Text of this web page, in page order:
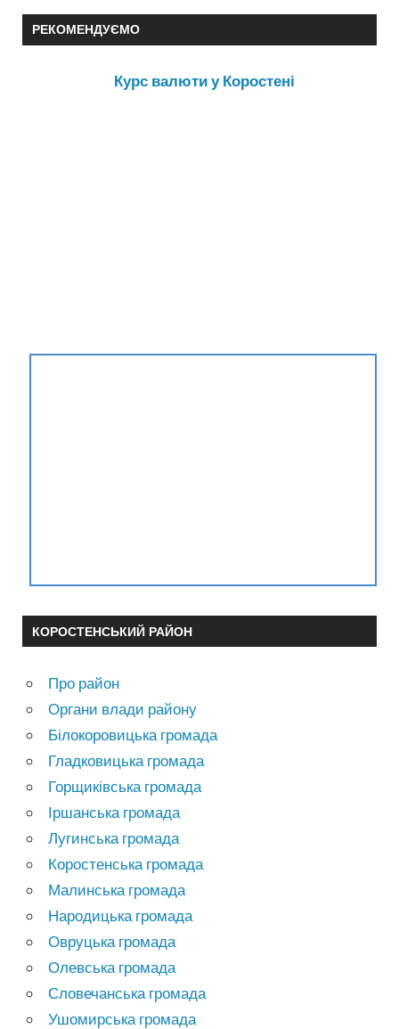
РЕКОМЕНДУЄМО
Курс валюти у Коростені
КОРОСТЕНСЬКИЙ РАЙОН
Про район
Органи влади району
Білокоровицька громада
Гладковицька громада
Горщиківська громада
Іршанська громада
Лугинська громада
Коростенська громада
Малинська громада
Народицька громада
Овруцька громада
Олевська громада
Словечанська громада
Ушомирська громада